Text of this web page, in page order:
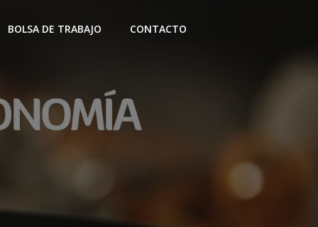
BOLSA DE TRABAJO CONTACTO